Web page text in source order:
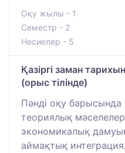
Оқу жылы - 1
Семестр - 2
Несиелер - 5
Қазіргі заман
(орыс тілінде)
Пәнді оқу
теориялық
экономикалық
аймақтық